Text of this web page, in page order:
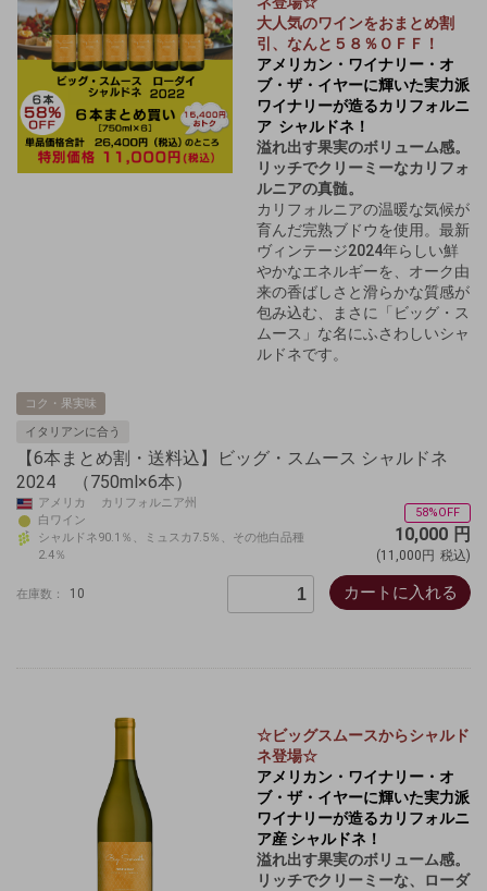
大人気のワインをおまとめ割
引、なんと５８％ＯＦＦ！
アメリカン・ワイナリー・オ
ブ・ザ・イヤーに輝いた実力派
ワイナリーが造るカリフォルニ
ア シャルドネ！
溢れ出す果実のボリューム感。
リッチでクリーミーなカリフォ
ルニアの真髄。
カリフォルニアの温暖な気候が
育んだ完熟ブドウを使用。最新
ヴィンテージ2024年らしい鮮
やかなエネルギーを、オーク由
来の香ばしさと滑らかな質感が
包み込む、まさに「ビッグ・ス
ムース」な名にふさわしいシャ
ルドネです。
コク・果実味
イタリアンに合う
【6本まとめ割・送料込】ビッグ・スムース シャルドネ
2024 （750ml×6本）
アメリカ カリフォルニア州
白ワイン
シャルドネ90.1％、ミュスカ7.5％、その他白品種
2.4％
58%OFF
10,000 円
(11,000円 税込)
在庫数： 10 カートに入れる
☆ビッグスムースからシャルド
ネ登場☆
アメリカン・ワイナリー・オ
ブ・ザ・イヤーに輝いた実力派
ワイナリーが造るカリフォルニ
ア産 シャルドネ！
溢れ出す果実のボリューム感。
リッチでクリーミーな、ローダ